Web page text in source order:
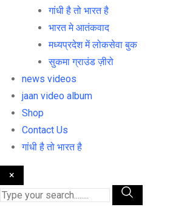
गांधी है तो भारत है
भारत मे आतंकवाद
मध्यप्रदेश में लोकसेवा बुक
सुकमा ग्राउंड ज़ीरो
news videos
jaan video album
Shop
Contact Us
गांधी है तो भारत है
×